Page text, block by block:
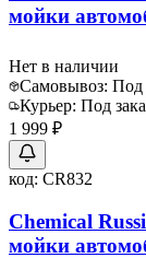
мойки
Нет в наличии
Самовывоз: Под
Курьер: Под
1 999 ₽
код: CR832
Chemical
мойки